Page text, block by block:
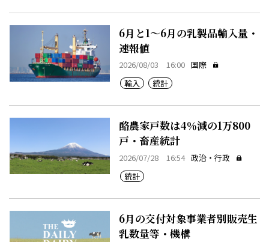
6月と1～6月の乳製品輸入量・
速報値
2026/08/03 16:00 国際
輸入
統計
酪農家戸数は4％減の1万800
戸・畜産統計
2026/07/28 16:54 政治・行政
統計
6月の交付対象事業者別販売生
乳数量等・機構